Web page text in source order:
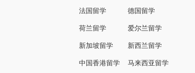
法国留学 德国留学
荷兰留学 爱尔兰留学
新加坡留学 新西兰留学
中国香港留学 马来西亚留学